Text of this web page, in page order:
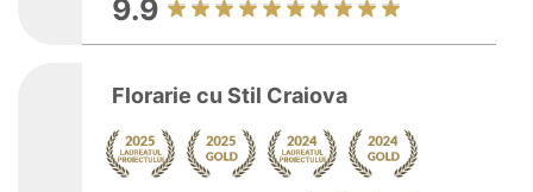
9.9
Florarie cu Stil Craiova